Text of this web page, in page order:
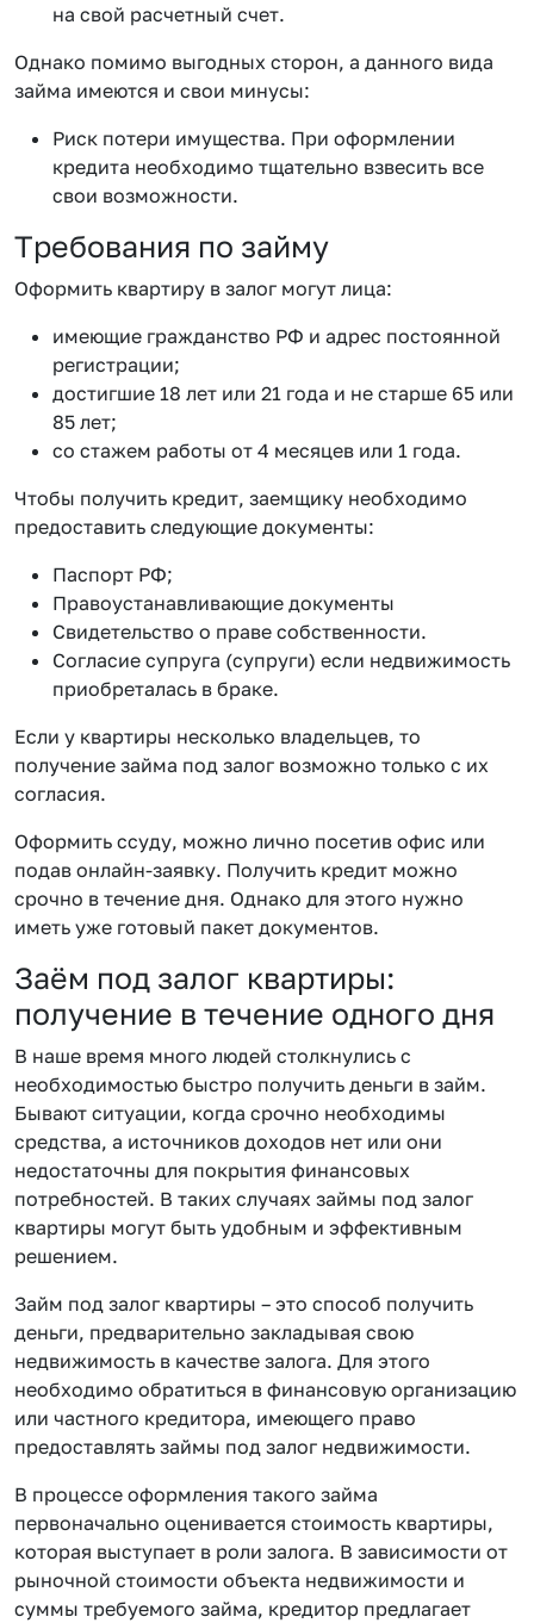
на свой расчетный счет.
Однако помимо выгодных сторон, а данного вида
займа имеются и свои минусы:
Риск потери имущества. При оформлении
кредита необходимо тщательно взвесить все
свои возможности.
Требования по займу
Оформить квартиру в залог могут лица:
имеющие гражданство РФ и адрес постоянной
регистрации;
достигшие 18 лет или 21 года и не старше 65 или
85 лет;
со стажем работы от 4 месяцев или 1 года.
Чтобы получить кредит, заемщику необходимо
предоставить следующие документы:
Паспорт РФ;
Правоустанавливающие документы
Свидетельство о праве собственности.
Согласие супруга (супруги) если недвижимость
приобреталась в браке.
Если у квартиры несколько владельцев, то
получение займа под залог возможно только с их
согласия.
Оформить ссуду, можно лично посетив офис или
подав онлайн-заявку. Получить кредит можно
срочно в течение дня. Однако для этого нужно
иметь уже готовый пакет документов.
Заём под залог квартиры:
получение в течение одного дня
В наше время много людей столкнулись с
необходимостью быстро получить деньги в займ.
Бывают ситуации, когда срочно необходимы
средства, а источников доходов нет или они
недостаточны для покрытия финансовых
потребностей. В таких случаях займы под залог
квартиры могут быть удобным и эффективным
решением.
Займ под залог квартиры – это способ получить
деньги, предварительно закладывая свою
недвижимость в качестве залога. Для этого
необходимо обратиться в финансовую организацию
или частного кредитора, имеющего право
предоставлять займы под залог недвижимости.
В процессе оформления такого займа
первоначально оценивается стоимость квартиры,
которая выступает в роли залога. В зависимости от
рыночной стоимости объекта недвижимости и
суммы требуемого займа, кредитор предлагает